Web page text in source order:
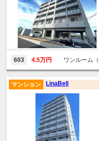
603 4.5万円 ワンルーム
LinaBell
マンション